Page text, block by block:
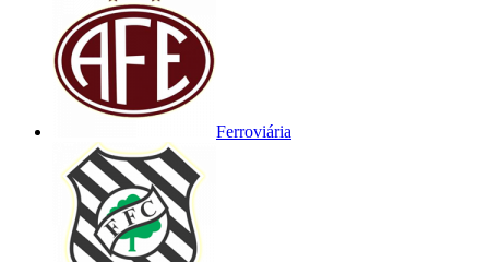
Ferroviária